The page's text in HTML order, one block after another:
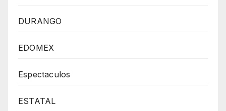
DURANGO
EDOMEX
Espectaculos
ESTATAL